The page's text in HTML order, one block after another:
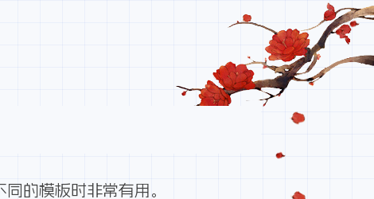
的模板时非常有用。